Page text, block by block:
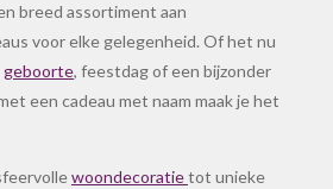
breed assortiment aan
voor elke gelegenheid. Of het nu
geboorte, feestdag of een bijzonder
een cadeau met naam maak je het
woondecoratietot unieke